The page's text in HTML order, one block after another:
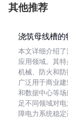
其他推荐
浇筑母线槽的
本文详细介绍
应用领域。其特
机械、防火和防
广泛用于商业
和数据中心等
足不同领域对
障电力系统稳定